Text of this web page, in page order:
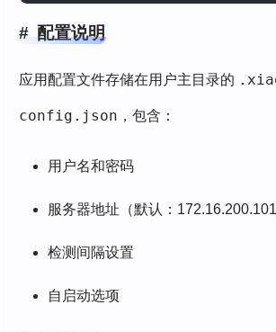
配置说明
应用配置文件存储在用户主目录的
config.json ，包含：
用户名和密码
服务器地址（默认：172.16.200.101
检测间隔设置
自启动选项